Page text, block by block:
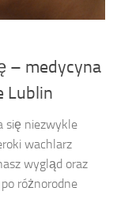
– medycyna
Lublin
się niezwykle
wachlarz
wygląd oraz
różnorodne